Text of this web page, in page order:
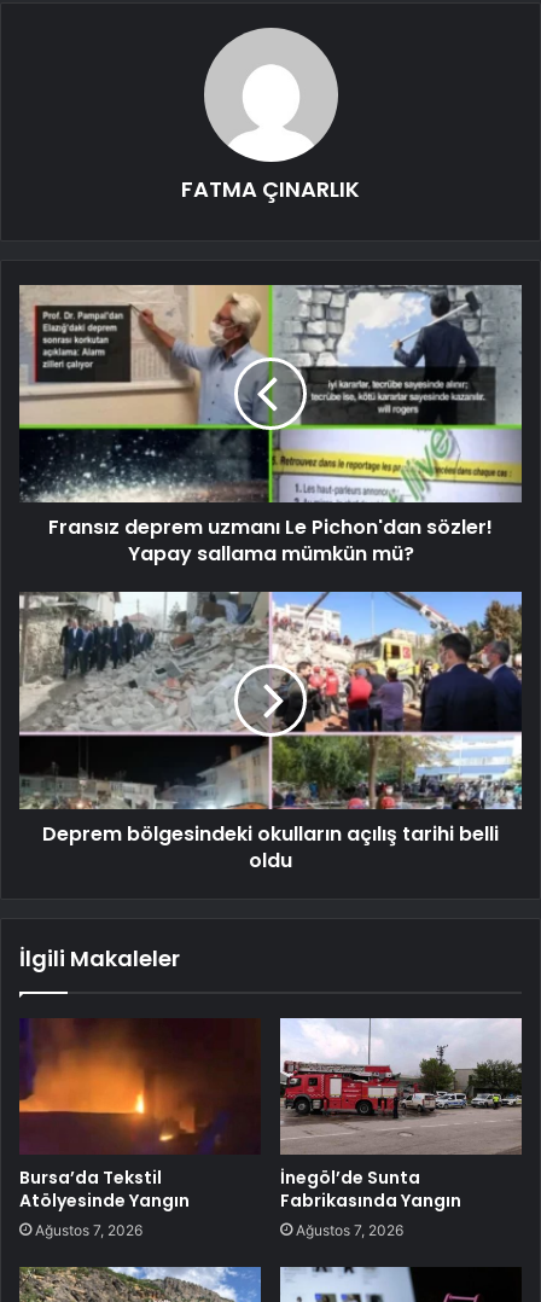
FATMA ÇINARLIK
Fransız deprem uzmanı Le Pichon'dan sözler!
Yapay sallama mümkün mü?
Deprem bölgesindeki okulların açılış tarihi belli
oldu
İlgili Makaleler
Bursa’da Tekstil
Atölyesinde Yangın
Ağustos 7, 2026
İnegöl’de Sunta
Fabrikasında Yangın
Ağustos 7, 2026